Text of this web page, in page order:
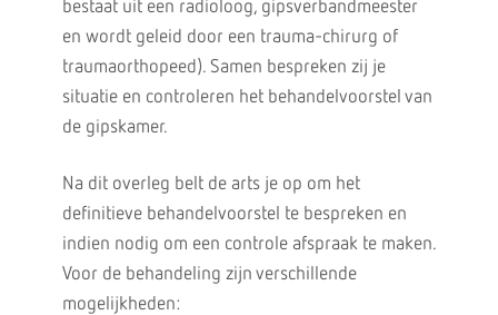
bestaat uit een radioloog, gipsverbandmeester
en wordt geleid door een trauma-chirurg of
traumaorthopeed). Samen bespreken zij je
situatie en controleren het behandelvoorstel van
de gipskamer.
Na dit overleg belt de arts je op om het
definitieve behandelvoorstel te bespreken en
indien nodig om een controle afspraak te maken.
Voor de behandeling zijn verschillende
mogelijkheden: